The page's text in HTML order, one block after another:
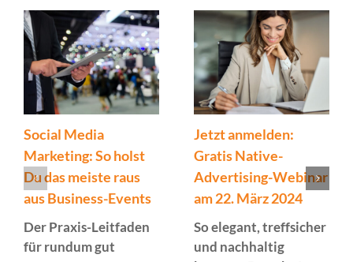
Social Media
Marketing: So holst
Du das meiste raus
aus Business-Events
Der Praxis-Leitfaden
für rundum gut
Jetzt anmelden:
Gratis Native-
Advertising-Webinar
am 22. März 2024
So elegant, treffsicher
und nachhaltig